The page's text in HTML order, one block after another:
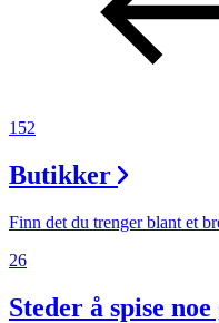
Åpningstider
Ledige stillinger
Magasin
152
Butikker
Finn det du trenger blant et
26
Steder å spise